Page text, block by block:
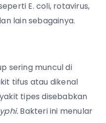
E. coli, rotavirus,
lain sebagainya.
sering muncul di
tifus atau dikenal
tipes disebabkan
Bakteri ini menular